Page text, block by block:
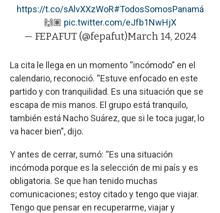
https://t.co/sAlvXXzWoR#TodosSomosPanamá
🙌🏽 pic.twitter.com/eJfb1NwHjX
— FEPAFUT (@fepafut)March 14, 2024
La cita le llega en un momento “incómodo” en el
calendario, reconoció. “Estuve enfocado en este
partido y con tranquilidad. Es una situación que se
escapa de mis manos. El grupo está tranquilo,
también está Nacho Suárez, que si le toca jugar, lo
va hacer bien”, dijo.
Y antes de cerrar, sumó: “Es una situación
incómoda porque es la selección de mi país y es
obligatoria. Se que han tenido muchas
comunicaciones; estoy citado y tengo que viajar.
Tengo que pensar en recuperarme, viajar y